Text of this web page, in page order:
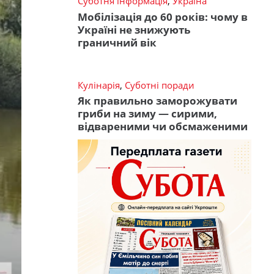
Мобілізація до 60 років: чому в
Україні не знижують
граничний вік
Кулінарія, Суботні поради
Як правильно заморожувати
гриби на зиму — сирими,
відвареними чи обсмаженими